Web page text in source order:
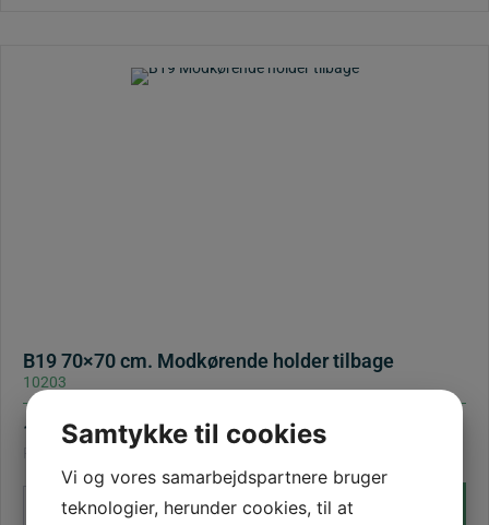
B19 70×70 cm. Modkørende holder tilbage
10203
1.080,00dkk
Pris: ex. moms | 1.350,00 (inkl. moms)
70x70
+ Læg i kurv
Samtykke til cookies
Vi og vores samarbejdspartnere bruger
teknologier, herunder cookies, til at